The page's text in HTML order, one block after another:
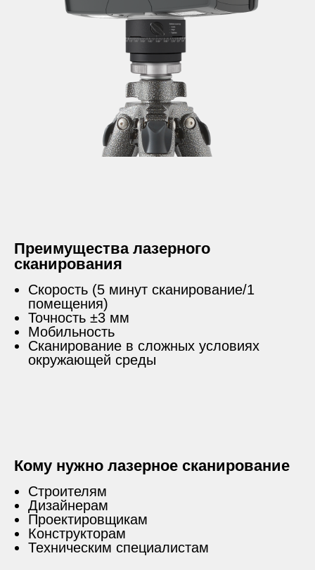
Преимущества лазерного
сканирования
Скорость (5 минут сканирование/1
помещения)
Точность ±3 мм
Мобильность
Сканирование в сложных условиях
окружающей среды
Кому нужно лазерное сканирование
Строителям
Дизайнерам
Проектировщикам
Конструкторам
Техническим специалистам